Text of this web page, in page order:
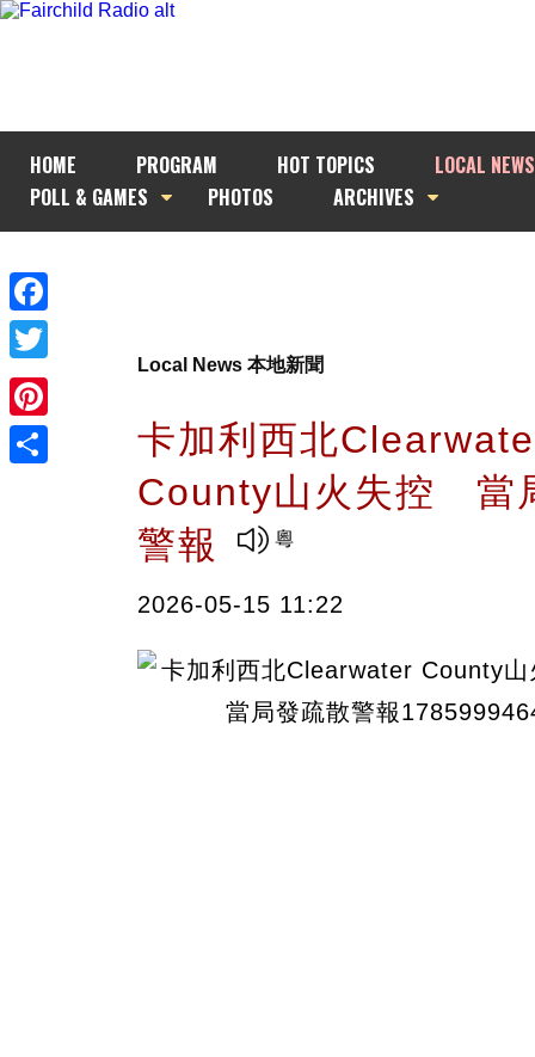
HOME PROGRAM HOT TOPICS
LOCAL NEWS
POLL & GAMES
PHOTOS ARCHIVES
Facebook
Twitter
Pinterest
Local News 本地新聞
卡加利西北
County山火失控 當
警報
2026-05-15 11:22